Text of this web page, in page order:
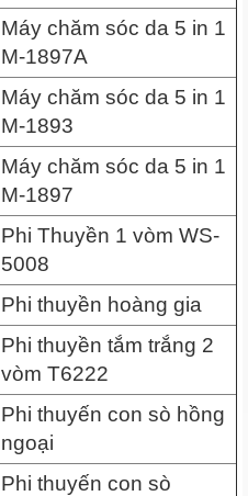
Máy chăm sóc da 5 in 1
M-1897A
Máy chăm sóc da 5 in 1
M-1893
Máy chăm sóc da 5 in 1
M-1897
Phi Thuyền 1 vòm WS-
5008
Phi thuyền hoàng gia
Phi thuyền tắm trắng 2
vòm T6222
Phi thuyến con sò hồng
ngoại
Phi thuyến con sò